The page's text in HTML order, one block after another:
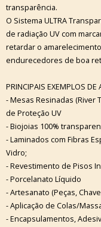
transparência.
O Sistema ULTRA
de radiação UV com
retardar o
endurecedores de boa
PRINCIPAIS EXEMPLOS DE
- Mesas Resinadas (River
de Proteção UV
- Biojoias 100%
- Laminados com Fibras
Vidro;
- Revestimento de Pisos
- Porcelanato Líquido
- Artesanato (Peças,
- Aplicação de Colas/
- Encapsulamentos,